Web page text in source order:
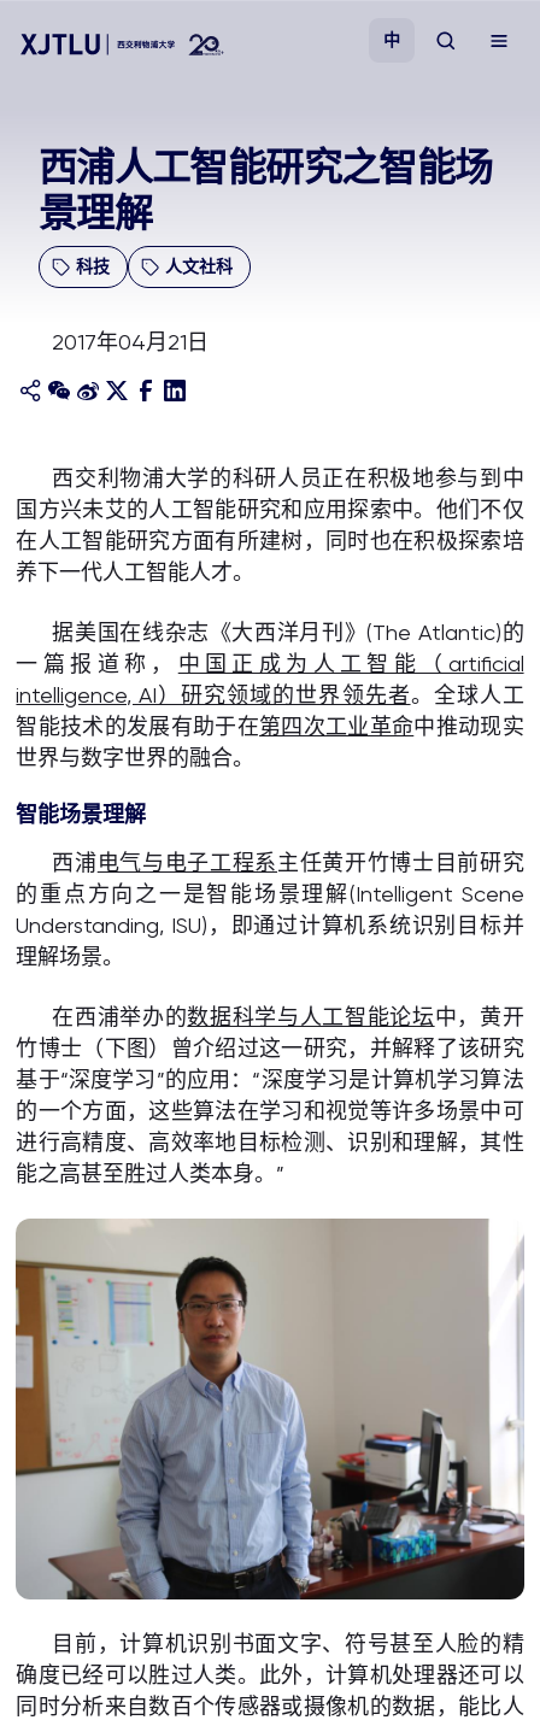
招生
科研
学院
关于我们
中
西浦人工智能研究之智能场
景理解
科技 人文社科
2017年04月21日
西交利物浦大学的科研人员正在积极地参与到中
国方兴未艾的人工智能研究和应用探索中。他们不仅
在人工智能研究方面有所建树，同时也在积极探索培
养下一代人工智能人才。
据美国在线杂志《大西洋月刊》(The Atlantic)的
一篇报道称， 中国正成为人工智能（artificial
intelligence, AI）研究领域的世界领先者。全球人工
智能技术的发展有助于在第四次工业革命中推动现实
世界与数字世界的融合。
智能场景理解
西浦电气与电子工程系主任黄开竹博士目前研究
的重点方向之一是智能场景理解(Intelligent Scene
Understanding, ISU)，即通过计算机系统识别目标并
理解场景。
在西浦举办的数据科学与人工智能论坛中，黄开
竹博士（下图）曾介绍过这一研究，并解释了该研究
基于“深度学习”的应用：“深度学习是计算机学习算法
的一个方面，这些算法在学习和视觉等许多场景中可
进行高精度、高效率地目标检测、识别和理解，其性
能之高甚至胜过人类本身。”
目前，计算机识别书面文字、符号甚至人脸的精
确度已经可以胜过人类。此外，计算机处理器还可以
同时分析来自数百个传感器或摄像机的数据，能比人